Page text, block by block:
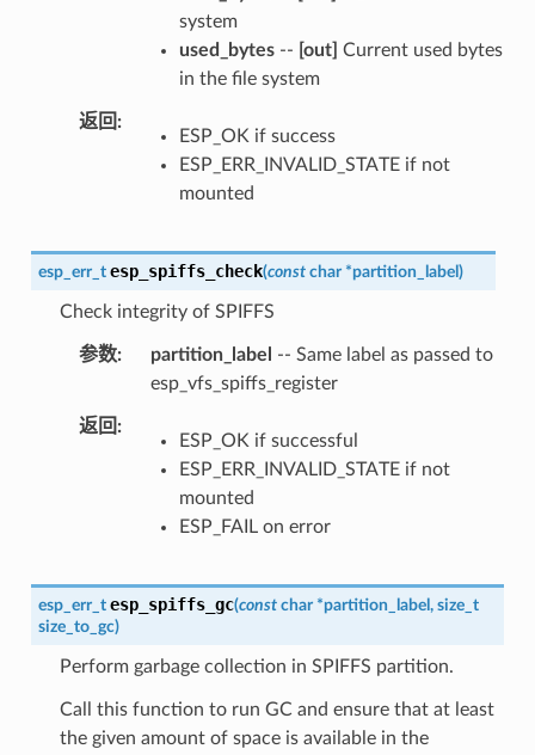
system
used_bytes-- [out] Current used bytes
in the file system
返回
ESP_OK if success
ESP_ERR_INVALID_STATE if not
mounted
esp_err_t esp_spiffs_check(const char *partition_label )
Check integrity of SPIFFS
参数 partition_label
-- Same label as passed to
esp_vfs_spiffs_register
返回
ESP_OK if successful
ESP_ERR_INVALID_STATE if not
mounted
ESP_FAIL on error
esp_err_t esp_spiffs_gc(const char *partition_label , size_t
size_to_gc)
Perform garbage collection in SPIFFS partition.
Call this function to run GC and ensure that at least
the given amount of space is available in the